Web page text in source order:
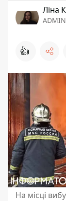
Ліна
ADMIN
👍
На місці